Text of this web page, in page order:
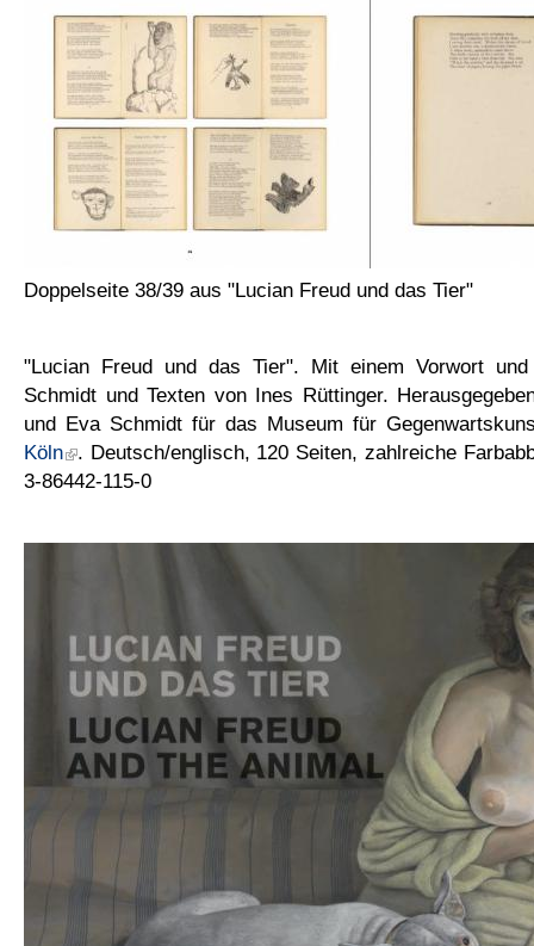
Doppelseite 38/39 aus "Lucian Freud und das Tier"
"Lucian Freud und das Tier". Mit einem Vorwort
Schmidt und Texten von Ines Rüttinger.
und Eva Schmidt für das Museum für
Köln
. Deutsch/englisch, 120 Seiten, zahlreiche
3-86442-115-0